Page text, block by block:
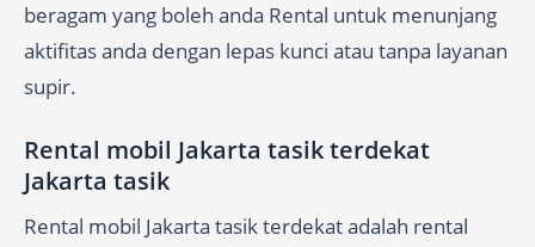
beragam yang boleh anda Rental untuk menunjang
aktifitas anda dengan lepas kunci atau tanpa layanan
supir.
Rental mobil Jakarta tasik terdekat
Jakarta tasik
Rental mobil Jakarta tasik terdekat adalah rental